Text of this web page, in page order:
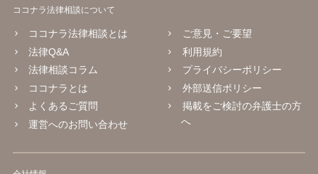
ココナラ法律相談について
ココナラ法律相談とは
法律Q&A
法律相談コラム
ココナラとは
よくあるご質問
運営へのお問い合わせ
ご意見・ご要望
利用規約
プライバシーポリシー
外部送信ポリシー
掲載をご検討の弁護士の方
へ